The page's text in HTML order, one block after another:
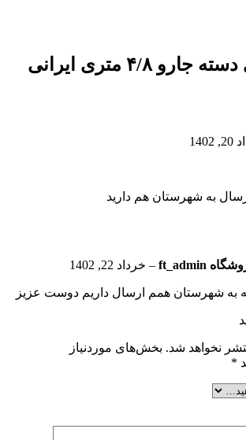
دسته جارو ۴/۸ متری ایرانی
به شهرستان هم دارید
ft_admin
– خرداد 22, 1402
به شهرستان همم ارسال داریم دوست عزیز
نخواهد شد. بخش‌های موردنیاز
*